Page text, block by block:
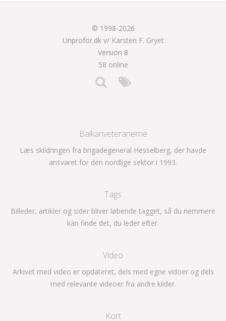
© 1998-2026
Unprofor.dk v/ Karsten F. Gryet
Version 8
58 online
Balkanveteranerne
Læs skildringen fra brigadegeneral Hesselberg, der havde
ansvaret for den nordlige sektor i 1993.
Tags
Billeder, artikler og sider bliver løbende tagget, så du nemmere
kan finde det, du leder efter.
Video
Arkivet med video er opdateret, dels med egne vidoer og dels
med relevante videoer fra andre kilder.
Kort